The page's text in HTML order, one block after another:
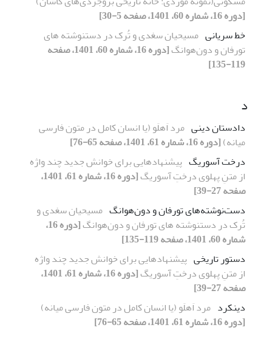
[دوره 16، شماره 60، 1401، صفحه 5-30]
خط سریانی مسیحیان سغدی و تُرک در دستنوشته های
تورفان و دون‌هوانگ
[دوره 16، شماره 60، 1401، صفحه
119-135]
د
دادستان دینی مرد اَهلَو (یا انسان کامل در متون فارسی
میانه)[دوره 16، شماره 61، 1401، صفحه 65-76]
درخت آسوریگ پیشنهادهایی برای خوانش جدید چند واژه
از متنِ پهلوی درختِ آسوریگ
[دوره 16، شماره 61، 1401،
صفحه 27-39]
دست‌نوشته‌های تورفان و دون‌هوانگ مسیحیان سغدی و
تُرک در دستنوشته های تورفان و دون‌هوانگ
[دوره 16،
شماره 60، 1401، صفحه 119-135]
دستور تاریخی پیشنهادهایی برای خوانش جدید چند واژه
از متنِ پهلوی درختِ آسوریگ
[دوره 16، شماره 61، 1401،
صفحه 27-39]
دینکرد مرد اَهلَو (یا انسان کامل در متون فارسی میانه)
[دوره 16، شماره 61، 1401، صفحه 65-76]